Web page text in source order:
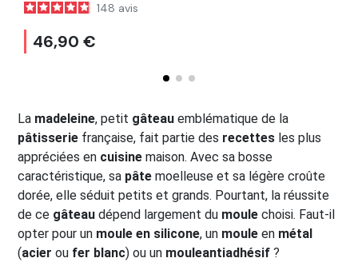
148 avis
46,90 €
La madeleine, petit gâteau emblématique de la
pâtisserie française, fait partie des recettes les plus
appréciées en cuisine maison. Avec sa bosse
caractéristique, sa pâte moelleuse et sa légère croûte
dorée, elle séduit petits et grands. Pourtant, la réussite
de ce gâteau dépend largement du moule choisi. Faut-il
opter pour un moule en silicone, un moule en métal
(acier ou fer blanc) ou un mouleantiadhésif ?